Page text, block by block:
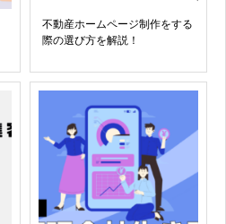
不動産ホームページ制作をする
際の選び方を解説！